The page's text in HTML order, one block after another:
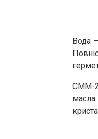
Вода
СММ-